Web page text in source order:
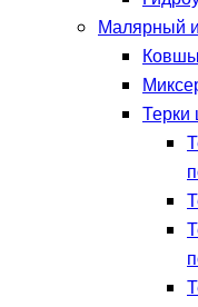
Малярный
Терки